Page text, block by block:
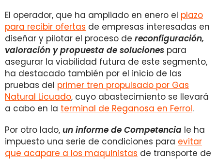
El operador, que ha ampliado en enero el plazo
para recibir ofertas de empresas interesadas en
diseñar y pilotar el proceso de reconfiguración,
valoración y propuesta de soluciones para
asegurar la viabilidad futura de este segmento,
ha destacado también por el inicio de las
pruebas del primer tren propulsado por Gas
Natural Licuado, cuyo abastecimiento se llevará
a cabo en la terminal de Reganosa en Ferrol.
Por otro lado, un informe de Competencia le ha
impuesto una serie de condiciones para evitar
que acapare a los maquinistas de transporte de